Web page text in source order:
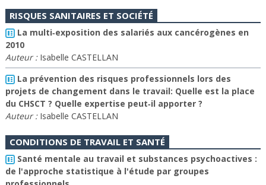
RISQUES SANITAIRES ET SOCIÉTÉ
La multi‐exposition des salariés aux cancérogènes en
2010
Auteur :Isabelle CASTELLAN
La prévention des risques professionnels lors des
projets de changement dans le travail: Quelle est la place
du CHSCT ? Quelle expertise peut‐il apporter ?
Auteur :Isabelle CASTELLAN
CONDITIONS DE TRAVAIL ET SANTÉ
Santé mentale au travail et substances psychoactives :
de l'approche statistique à l'étude par groupes